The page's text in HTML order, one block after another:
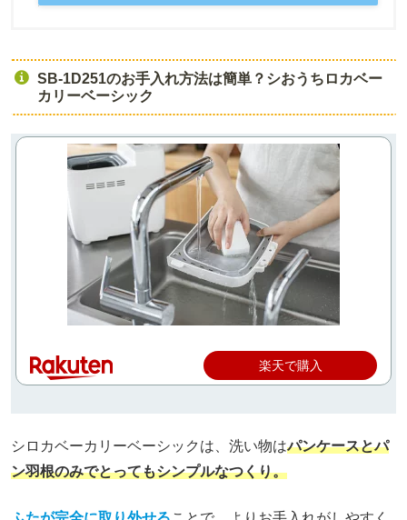
SB-1D251のお手入れ方法は簡単？シおうちロカベー
カリーベーシック
楽天で購入
シロカベーカリーベーシックは、洗い物はパンケースとパ
ン羽根のみでとってもシンプルなつくり。